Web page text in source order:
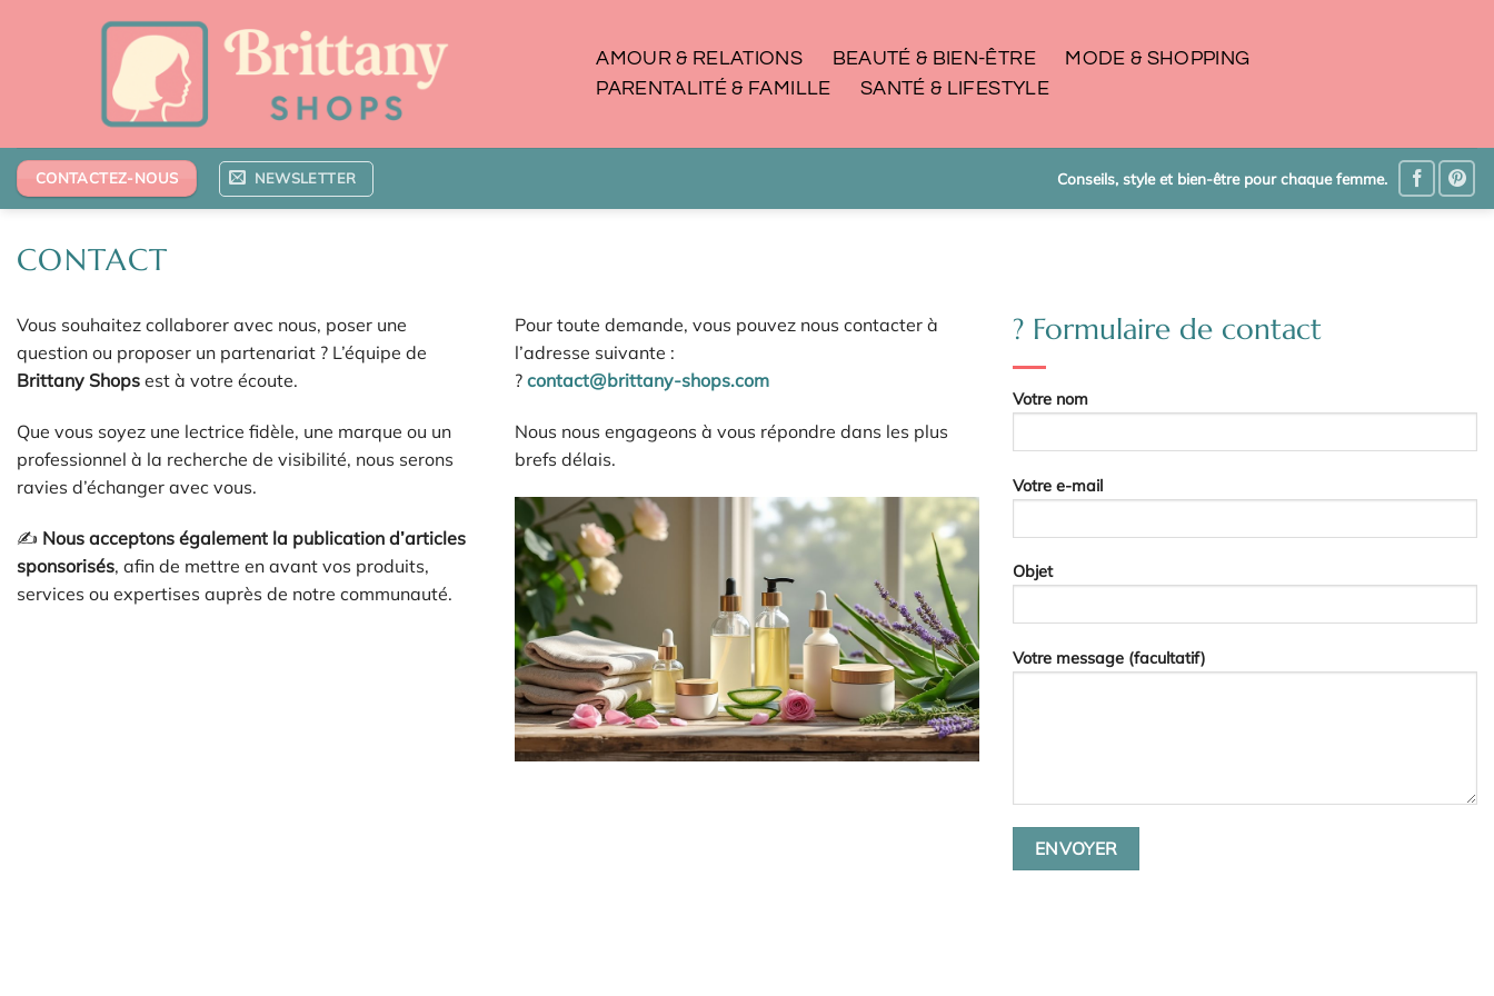
AMOUR & RELATIONS BEAUTÉ & BIEN-ÊTRE
MODE & SHOPPING
PARENTALITÉ & FAMILLE
SANTÉ & LIFESTYLE
CONTACTEZ-NOUS NEWSLETTER Conseils, style et bien-être pour chaque femme.
CONTACT
Vous souhaitez collaborer avec nous, poser une
question ou proposer un partenariat ? L’équipe de
Brittany Shops est à votre écoute.
Que vous soyez une lectrice fidèle, une marque ou un
professionnel à la recherche de visibilité, nous serons
ravies d’échanger avec vous.
✍️ Nous acceptons également la publication d’articles
sponsorisés, afin de mettre en avant vos produits,
services ou expertises auprès de notre communauté.
Pour toute demande, vous pouvez nous contacter à
l’adresse suivante :
? contact@brittany-shops.com
Nous nous engageons à vous répondre dans les plus
brefs délais.
? Formulaire de contact
Votre nom
Votre e-mail
Objet
Votre message (facultatif)